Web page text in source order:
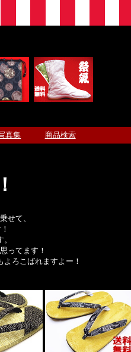
真集 商品検索
せて、
ってます！
ろこばれますよー！